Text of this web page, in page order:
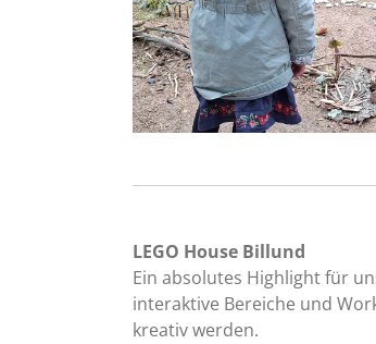
LEGO House Billund
Ein absolutes Highlight für
interaktive Bereiche und
kreativ werden.